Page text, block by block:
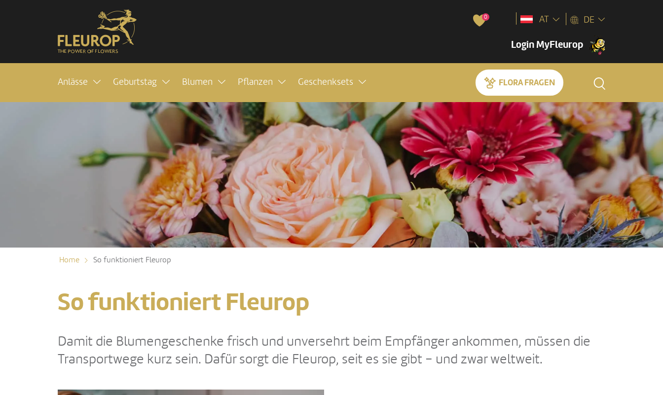
0
Login MyFleurop
AT DE
Anlässe Geburtstag Blumen Pflanzen Geschenksets FLORA FRAGEN
Home So funktioniert Fleurop
So funktioniert Fleurop
Damit die Blumengeschenke frisch und unversehrt beim Empfänger ankommen, müssen die
Transportwege kurz sein. Dafür sorgt die Fleurop, seit es sie gibt – und zwar weltweit.